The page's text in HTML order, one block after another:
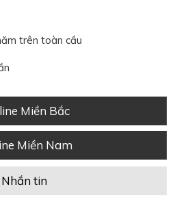
trên toàn cầu
Miền Bắc
Miền Nam
Nhắn tin